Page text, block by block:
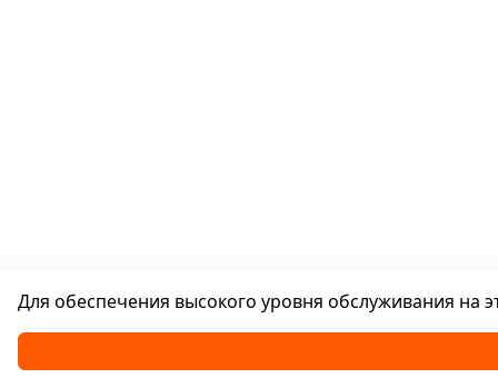
Каталог
Для обеспечения высокого уровня обслуживания на